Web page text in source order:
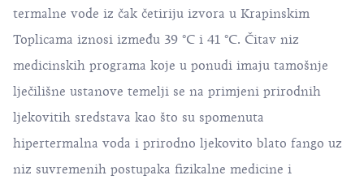
termalne vode iz čak četiriju izvora u Krapinskim
Toplicama iznosi između 39 °C i 41 °C. Čitav niz
medicinskih programa koje u ponudi imaju tamošnje
lječilišne ustanove temelji se na primjeni prirodnih
ljekovitih sredstava kao što su spomenuta
hipertermalna voda i prirodno ljekovito blato fango uz
niz suvremenih postupaka fizikalne medicine i